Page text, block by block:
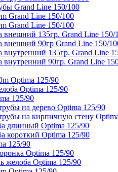
Grand Line 150/100
Grand Line 150/100
Grand Line 150/100
внешний 135гр. Grand Line 150/
внешний 90гр Grand Line 150/
внутренний 135гр. Grand Line
внутренний 90гр. Grand Line
Optima 125/90
Optima 125/90
125/90
на дерево Optima 125/90
на кирпичную стену
длинный Optima 125/90
короткий Optima 125/90
125/90
Optima 125/90
желоба Optima 125/90